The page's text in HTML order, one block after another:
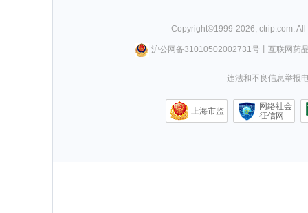
Copyright©1999-2026, ctrip.com.
沪公网备31010502002731号丨 互联网药
违法和不良信息举报
上海市监
网络社会
征信网